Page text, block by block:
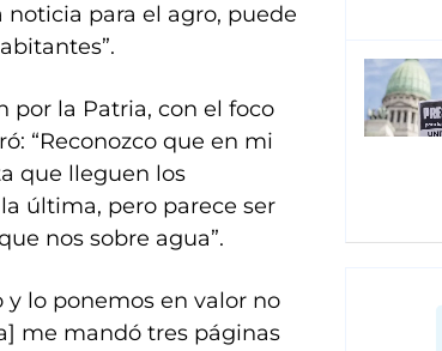
para el agro, puede
por la Patria, con el foco
“Reconozco que en mi
que lleguen los
última, pero parece ser
nos sobre agua”.
y lo ponemos en valor no
me mandó tres páginas